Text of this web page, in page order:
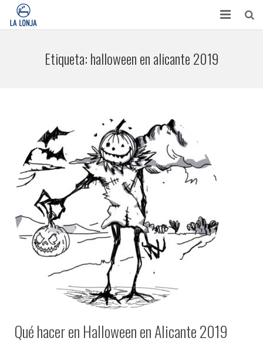
APARTAMENTOS
Etiqueta:halloween en alicante 2019
Qué hacer en Halloween en Alicante 2019